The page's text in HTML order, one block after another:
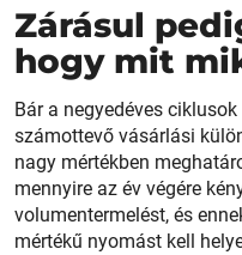
Zárásul
hogy mit
Bár a negyedéves
számottevő vásárlási
nagy mértékben
mennyire az év végére
volumentermelést, és
mértékű nyomást kell